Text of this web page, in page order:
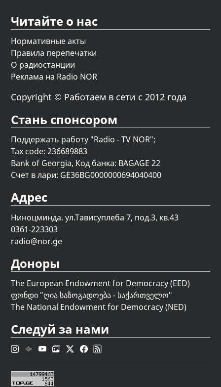
Читайте о нас
Нормативные акты
Правила перепечатки
О радиостанции
Реклама на Radio NOR
Copyright © Работаем в сети с 2012 года
Стань спонсором
Поддержать работу "Radio - TV NOR";
Tax code: 236689883
Bank of Georgia, Код банка: BAGAGE 22
Счет в лари: GE36BG0000000694040400
Адрес
Ниноцминда. ул.Тависуплеба 7, под.3, кв.43
0361-223303
radio@nor.ge
Доноры
The European Endowment for Democracy (EED)
ფონდი "ღია საზოგადოება - საქართველო"
The National Endowment for Democracy (NED)
Следуй за нами